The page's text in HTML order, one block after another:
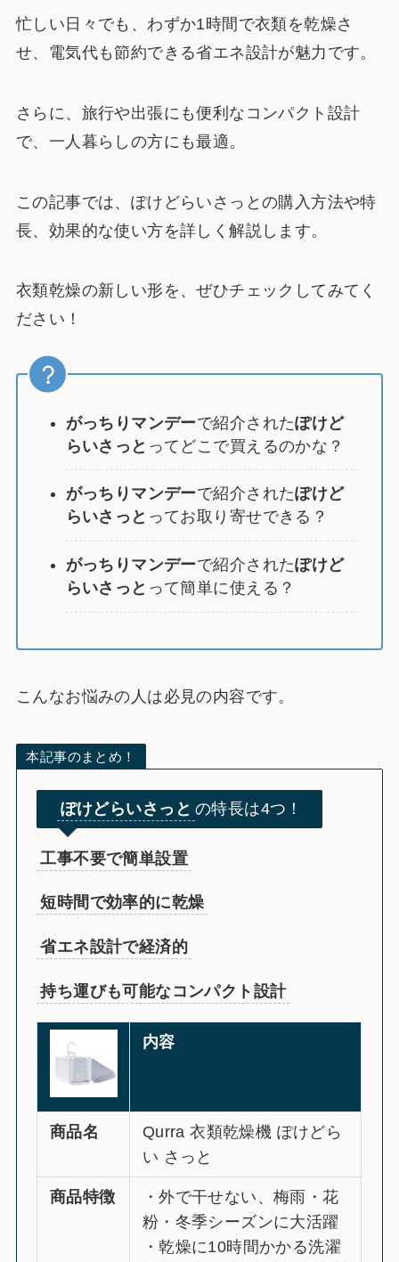
忙しい日々でも、わずか1時間で衣類を乾燥さ
せ、電気代も節約できる省エネ設計が魅力です。
さらに、旅行や出張にも便利なコンパクト設計
で、一人暮らしの方にも最適。
この記事では、ぽけどらいさっとの購入方法や特
長、効果的な使い方を詳しく解説します。
衣類乾燥の新しい形を、ぜひチェックしてみてく
ださい！
がっちりマンデーで紹介されたぽけど
らいさっと ってどこで買えるのかな？
がっちりマンデーで紹介されたぽけど
らいさっと ってお取り寄せできる？
がっちりマンデーで紹介されたぽけど
らいさっと って簡単に使える？
こんなお悩みの人は必見の内容です。
本記事のまとめ！
ぽけどらいさっと の特長は4つ！
工事不要で簡単設置
短時間で効率的に乾燥
省エネ設計で経済的
持ち運びも可能なコンパクト設計
内容
商品名
Qurra 衣類乾燥機 ぽけどら
い さっと
商品特徴
・外で干せない、梅雨・花
粉・冬季シーズンに大活躍
・乾燥に10時間かかる洗濯